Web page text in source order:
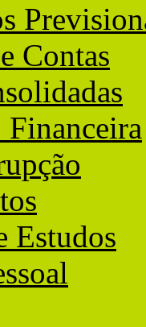
Contas
Estudos